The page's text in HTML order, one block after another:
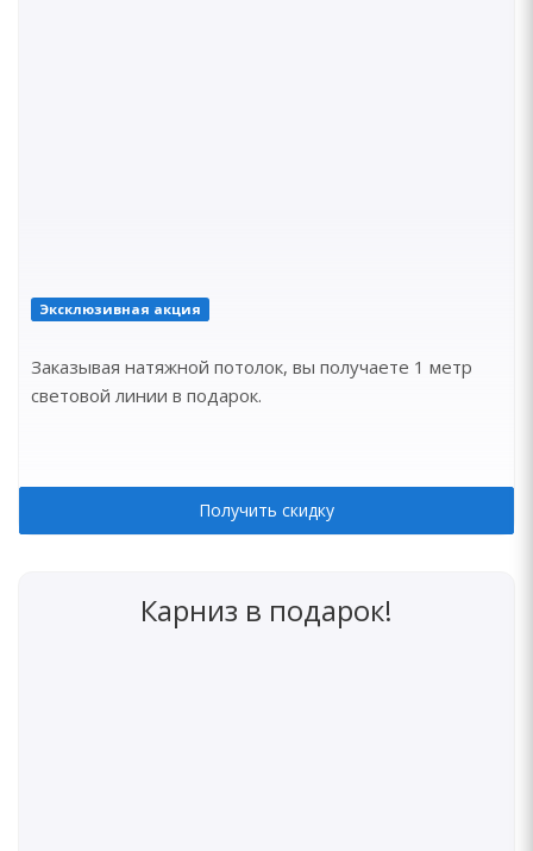
Эксклюзивная акция
Заказывая натяжной потолок, вы получаете 1 метр
световой линии в подарок.
Получить скидку
Карниз в подарок!